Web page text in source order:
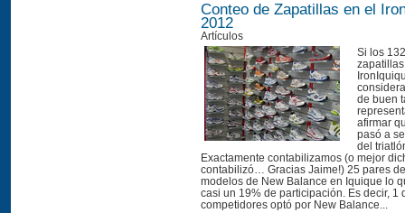
Conteo de Zapatillas en el
2012
Artículos
Si los
de buen
afirmar
pasó a
del
Exactamente contabilizamos (o mejor
contabilizó… Gracias Jaime!) 25 pares
modelos de New Balance en Iquique lo
casi un 19% de participación. Es decir, 1
competidores optó por New Balance...